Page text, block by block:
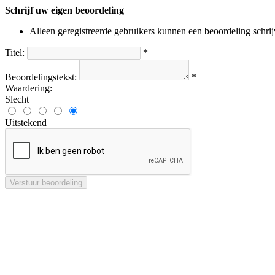
Schrijf uw eigen beoordeling
Alleen geregistreerde gebruikers kunnen een beoordeling
Titel: *
Beoordelingstekst:
*
Waardering:
Slecht
Uitstekend
Verstuur beoordeling